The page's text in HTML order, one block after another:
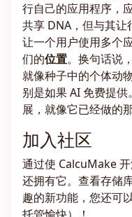
行自己的应用程序，
共享 DNA，但与其让
让一个用户使用多个
们的位置。换句话说
就像种子中的个体动
别是如果 AI 免费提
展，就像它已经做的那
加入社区
通过使 CalcuMake
还拥有它。查看存储
趣的新功能，您还可